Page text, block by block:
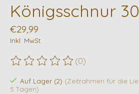
Königsschnur
€29,99
Inkl. MwSt.
Die Bewertung dieses Produkts ist
(0)
Auf Lager (2) (Zeitrahmen für die
5 Tagen)